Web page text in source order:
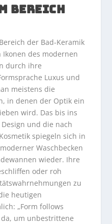
BEREICH
der Bad-Keramik
des modernen
durch ihre
Luxus und
meistens die
in denen der Optik ein
wird. Das bis ins
und die nach
spiegeln sich in
Waschbecken
wieder. Ihre
oder roh
zu
heutigen
„Form follows
um unbestrittene